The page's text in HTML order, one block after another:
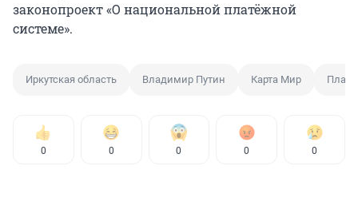
законопроект «О национальной платёжной
системе».
Иркутская область Владимир Путин Карта Мир
0 0 0 0 0